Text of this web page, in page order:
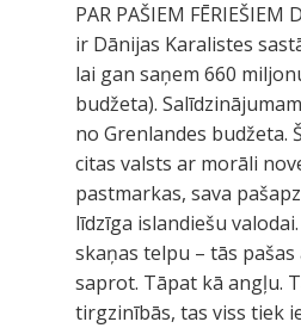
PAR PAŠIEM
ir Dānijas Karalistes
lai gan saņem 660
budžeta).
no Grenlandes budžeta.
citas valsts ar morāli
pastmarkas, sava
līdzīga islandiešu
skaņas telpu – tās
saprot. Tāpat kā angļu.
tirgzinībās, tas viss tiek